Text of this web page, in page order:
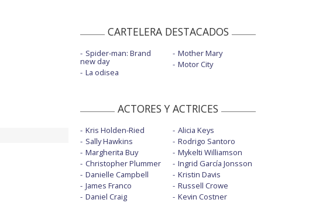
CARTELERA DESTACADOS
Spider-man: Brand
new day
La odisea
Mother Mary
Motor City
ACTORES Y ACTRICES
Kris Holden-Ried
Sally Hawkins
Margherita Buy
Christopher Plummer
Danielle Campbell
James Franco
Daniel Craig
Alicia Keys
Rodrigo Santoro
Mykelti Williamson
Ingrid García Jonsson
Kristin Davis
Russell Crowe
Kevin Costner